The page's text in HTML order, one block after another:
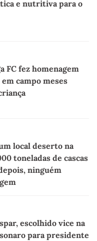
e nutritiva para o
FC fez homenagem
campo meses
local deserto na
toneladas de cascas
ninguém
escolhido vice na
para presidente